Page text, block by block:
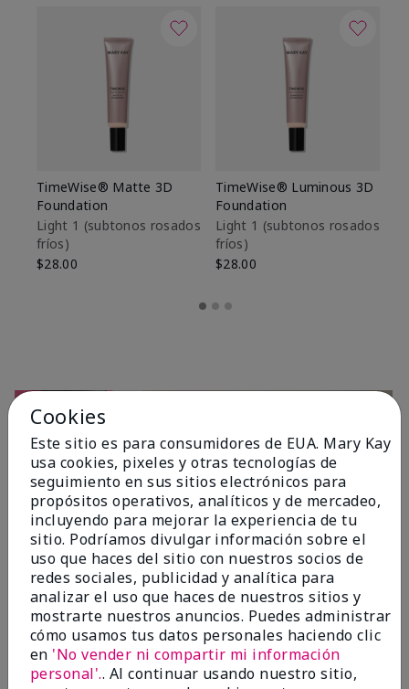
TimeWise® Matte 3D
Foundation
Light 1​ (subtonos rosados
fríos)
$28.00
TimeWise® Luminous 3D
Foundation
Light 1​ (subtonos rosados
fríos)
$28.00
OPINIONES
4.7
10 Reseñas
Cookies
Este sitio es para consumidores de EUA. Mary Kay
usa cookies, pixeles y otras tecnologías de
seguimiento en sus sitios electrónicos para
propósitos operativos, analíticos y de mercadeo,
incluyendo para mejorar la experiencia de tu
sitio. Podríamos divulgar información sobre el
uso que haces del sitio con nuestros socios de
redes sociales, publicidad y analítica para
analizar el uso que haces de nuestros sitios y
mostrarte nuestros anuncios. Puedes administrar
cómo usamos tus datos personales haciendo clic
en 'No vender ni compartir mi información
personal'.. Al continuar usando nuestro sitio,